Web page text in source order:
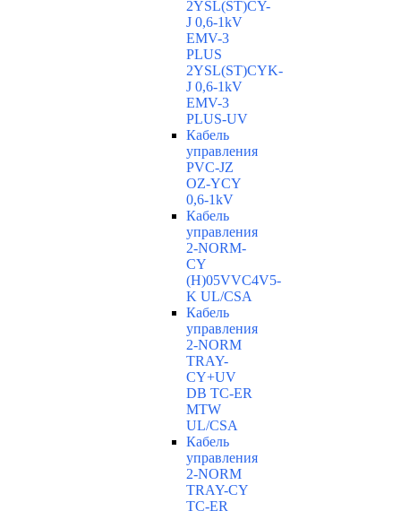
2YSL(ST)CY-
J 0,6-1kV
EMV-3
PLUS
2YSL(ST)CYK-
J 0,6-1kV
EMV-3
PLUS-UV
Кабель
управления
PVC-JZ
OZ-YCY
0,6-1kV
Кабель
управления
2-NORM-
CY
(H)05VVC4V5-
K UL/CSA
Кабель
управления
2-NORM
TRAY-
CY+UV
DB TC-ER
MTW
UL/CSA
Кабель
управления
2-NORM
TRAY-CY
TC-ER